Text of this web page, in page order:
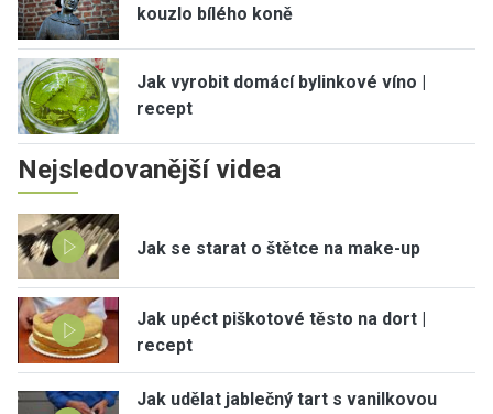
kouzlo bílého koně
Jak vyrobit domácí bylinkové víno |
recept
Nejsledovanější videa
Jak se starat o štětce na make-up
Jak upéct piškotové těsto na dort |
recept
Jak udělat jablečný tart s vanilkovou